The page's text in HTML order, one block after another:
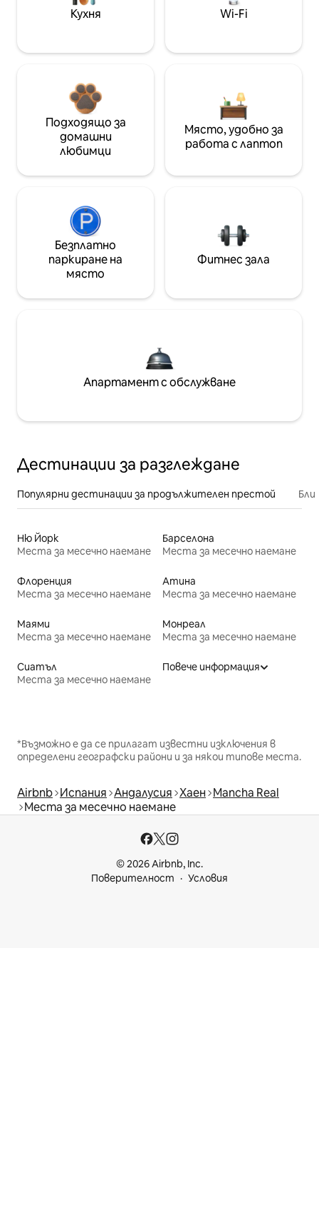
Кухня Wi-Fi
Подходящо за
домашни
любимци
Място, удобно за
работа с лаптоп
Безплатно
паркиране на
място
Фитнес зала
Апартамент с обслужване
Дестинации за разглеждане
Популярни дестинации за продължителен престой
Ню Йорк
Места за месечно наемане
Барселона
Места за месечно наемане
Флоренция
Места за месечно наемане
Атина
Места за месечно наемане
Маями
Места за месечно наемане
Монреал
Места за месечно наемане
Сиатъл
Места за месечно наемане
Повече информация
*Възможно е да се прилагат известни изключения в
определени географски райони и за някои типове места.
Airbnb Испания Андалусия Хаен Mancha Real
Места за месечно наемане
© 2026 Airbnb, Inc.
Поверителност
Условия